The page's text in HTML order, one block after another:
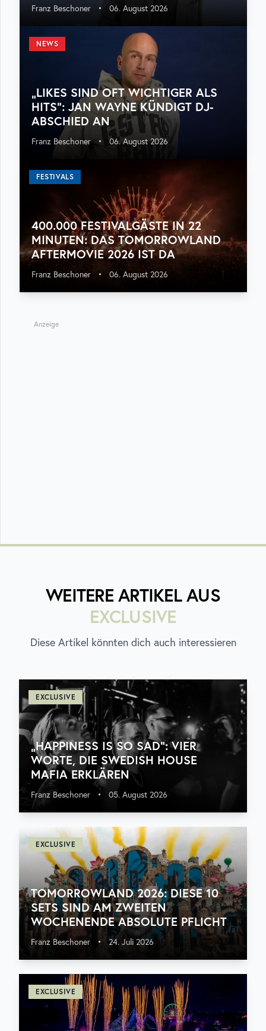
Franz Beschoner • 06. August 2026
NEWS
„LIKES SIND OFT WICHTIGER ALS
HITS“: JAN WAYNE KÜNDIGT DJ-
ABSCHIED AN
Franz Beschoner • 06. August 2026
FESTIVALS
400.000 FESTIVALGÄSTE IN 22
MINUTEN: DAS TOMORROWLAND
AFTERMOVIE 2026 IST DA
Franz Beschoner • 06. August 2026
Anzeige
WEITERE ARTIKEL AUS
EXCLUSIVE
Diese Artikel könnten dich auch interessieren
EXCLUSIVE
„HAPPINESS IS SO SAD“: VIER
WORTE, DIE SWEDISH HOUSE
MAFIA ERKLÄREN
Franz Beschoner • 05. August 2026
EXCLUSIVE
TOMORROWLAND 2026: DIESE 10
SETS SIND AM ZWEITEN
WOCHENENDE ABSOLUTE PFLICHT
Franz Beschoner • 24. Juli 2026
EXCLUSIVE